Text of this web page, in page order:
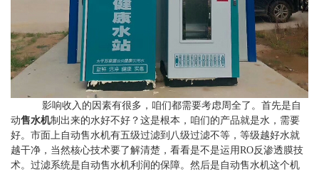
影响收入的因素有很多，咱们都需要考虑周全了。首先是自
动售水机制出来的水好不好？这是根本，咱们的产品就是水，需要
好。市面上自动售水机有五级过滤到八级过滤不等，等级越好水就
越干净，当然核心技术要了解清楚，看看是不是运用RO反渗透膜技
术。过滤系统是自动售水机利润的保障。然后是自动售水机这个机